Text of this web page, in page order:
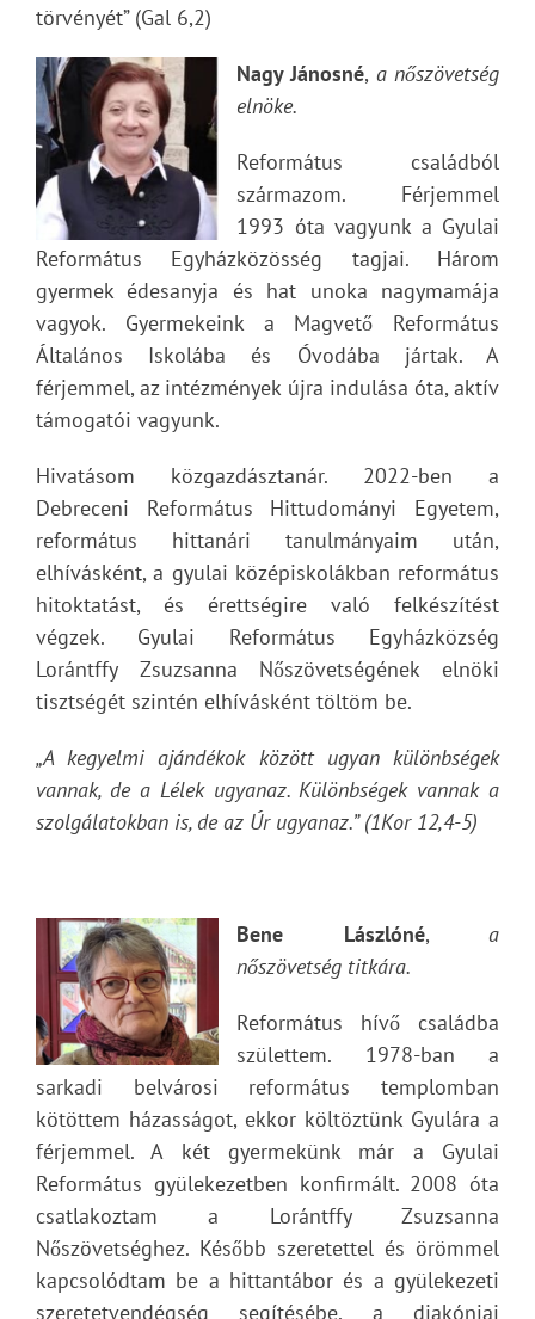
törvényét” (Gal 6,2)
Nagy Jánosné, a nőszövetség
elnöke.
Református családból
származom. Férjemmel
1993 óta vagyunk a Gyulai
Református Egyházközösség tagjai. Három
gyermek édesanyja és hat unoka nagymamája
vagyok. Gyermekeink a Magvető Református
Általános Iskolába és Óvodába jártak. A
férjemmel, az intézmények újra indulása óta, aktív
támogatói vagyunk.
Hivatásom közgazdásztanár. 2022-ben a
Debreceni Református Hittudományi Egyetem,
református hittanári tanulmányaim után,
elhívásként, a gyulai középiskolákban református
hitoktatást, és érettségire való felkészítést
végzek. Gyulai Református Egyházközség
Lorántffy Zsuzsanna Nőszövetségének elnöki
tisztségét szintén elhívásként töltöm be.
„A kegyelmi ajándékok között ugyan különbségek
vannak, de a Lélek ugyanaz. Különbségek vannak a
szolgálatokban is, de az Úr ugyanaz.”(1Kor 12,4-5)
Bene Lászlóné, a
nőszövetség titkára.
Református hívő családba
születtem. 1978-ban a
sarkadi belvárosi református templomban
kötöttem házasságot, ekkor költöztünk Gyulára a
férjemmel. A két gyermekünk már a Gyulai
Református gyülekezetben konfirmált. 2008 óta
csatlakoztam a Lorántffy Zsuzsanna
Nőszövetséghez. Később szeretettel és örömmel
kapcsolódtam be a hittantábor és a gyülekezeti
szeretetvendégség segítésébe, a diakóniai